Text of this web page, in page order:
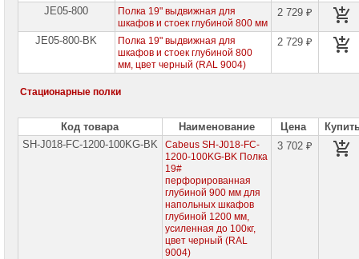
JE05-800
Полка 19" выдвижная для
шкафов и стоек глубиной 800 мм
2 729 ₽
JE05-800-BK
Полка 19" выдвижная для
шкафов и стоек глубиной 800
мм, цвет черный (RAL 9004)
2 729 ₽
Стационарные полки
Код товара Наименование Цена
SH-J018-FC-1200-100KG-BK
Cabeus SH-J018-FC-
1200-100KG-BK Полка
19#
перфорированная
глубиной 900 мм для
напольных шкафов
глубиной 1200 мм,
усиленная до 100кг,
цвет черный (RAL
9004)
3 702 ₽